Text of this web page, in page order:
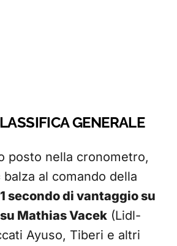
GENERALE
posto nella cronometro,
balza al comando della
1 secondo di vantaggio su
Mathias Vacek (Lidl-
Ayuso, Tiberi e altri